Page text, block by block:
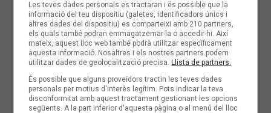
Les teves dades personals es tractaran i és possible que la
informació del teu dispositiu (galetes, identificadors únics i
altres dades del dispositiu) es comparteixi amb 210 partners,
els quals també podran emmagatzemar-la o accedir-hi. Així
mateix, aquest lloc web també podrà utilitzar específicament
aquesta informació. Nosaltres i els nostres partners podem
utilitzar dades de geolocalització precisa. Llista de partners.
És possible que alguns proveïdors tractin les teves dades
personals per motius d'interès legítim. Pots indicar la teva
disconformitat amb aquest tractament gestionant les opcions
següents. A la part inferior d'aquesta pàgina o al menú del lloc